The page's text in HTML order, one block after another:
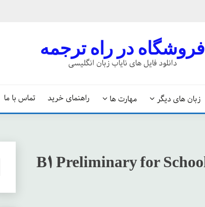
فروشگاه در راه ترجمه
دانلود فایل های نایاب زبان انگلیسی
زبان های دیگر مهارت ها راهنمای خرید تماس با ما